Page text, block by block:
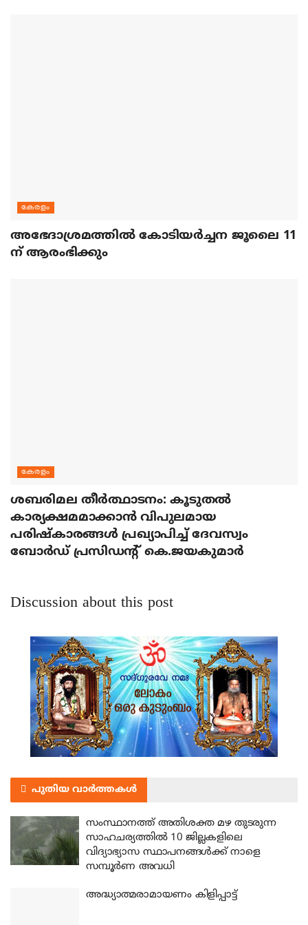
കേരളം
അഭേദാശ്രമത്തില്‍ കോടിയര്‍ച്ചന ജൂലൈ 11
ന് ആരംഭിക്കും
കേരളം
ശബരിമല തീര്‍ത്ഥാടനം: കൂടുതല്‍
കാര്യക്ഷമമാക്കാന്‍ വിപുലമായ
പരിഷ്‌കാരങ്ങള്‍ പ്രഖ്യാപിച്ച് ദേവസ്വം
ബോര്‍ഡ് പ്രസിഡന്റ് കെ.ജയകുമാര്‍
Discussion about this post
പുതിയ വാർത്തകൾ
സംസ്ഥാനത്ത് അതിശക്ത മഴ തുടരുന്ന
സാഹചര്യത്തിൽ 10 ജില്ലകളിലെ
വിദ്യാഭ്യാസ സ്ഥാപനങ്ങൾക്ക് നാളെ
സമ്പൂർണ അവധി
അദ്ധ്യാത്മരാമായണം കിളിപ്പാട്ട്